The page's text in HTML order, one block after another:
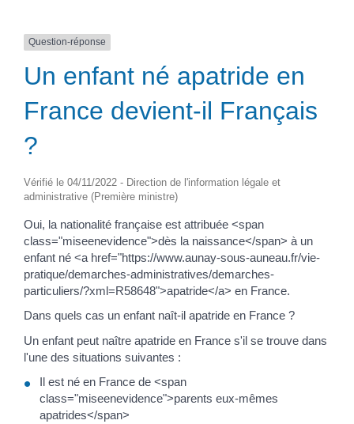
Question-réponse
Un enfant né apatride en
France devient-il Français
?
Vérifié le 04/11/2022 - Direction de l'information légale et
administrative (Première ministre)
Oui, la nationalité française est attribuée <span
class="miseenevidence">dès la naissance</span> à un
enfant né <a href="https://www.aunay-sous-auneau.fr/vie-
pratique/demarches-administratives/demarches-
particuliers/?xml=R58648">apatride</a> en France.
Dans quels cas un enfant naît-il apatride en France ?
Un enfant peut naître apatride en France s'il se trouve dans
l'une des situations suivantes :
Il est né en France de <span
class="miseenevidence">parents eux-mêmes
apatrides</span>